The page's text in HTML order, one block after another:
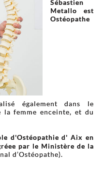
Sébastien
Metallo est
Ostéopathe
également dans le
femme enceinte, et du
d'Ostéopathie d' Aix en
par le Ministère de la
d’Ostéopathe).